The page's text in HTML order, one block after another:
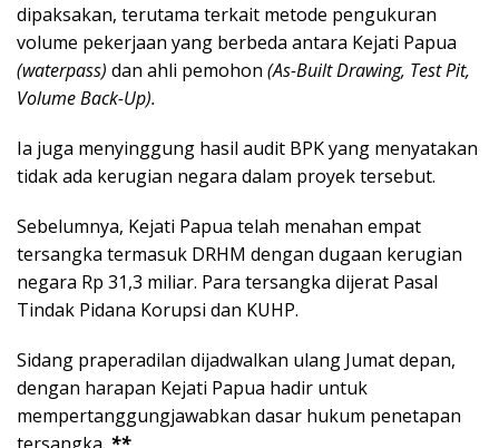
dipaksakan, terutama terkait metode pengukuran
volume pekerjaan yang berbeda antara Kejati Papua
(waterpass) dan ahli pemohon (As-Built Drawing, Test Pit,
Volume Back-Up).
Ia juga menyinggung hasil audit BPK yang menyatakan
tidak ada kerugian negara dalam proyek tersebut.
Sebelumnya, Kejati Papua telah menahan empat
tersangka termasuk DRHM dengan dugaan kerugian
negara Rp 31,3 miliar. Para tersangka dijerat Pasal
Tindak Pidana Korupsi dan KUHP.
Sidang praperadilan dijadwalkan ulang Jumat depan,
dengan harapan Kejati Papua hadir untuk
mempertanggungjawabkan dasar hukum penetapan